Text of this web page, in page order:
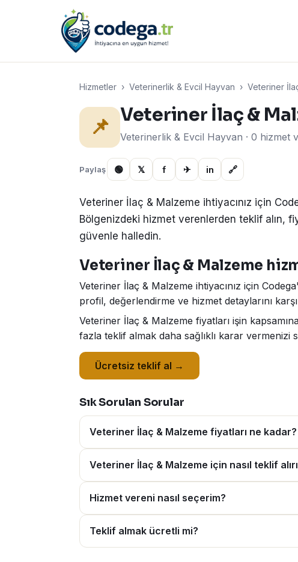
Hizmetler › Veterinerlik & Evcil Hayvan › Veteriner
📌 Veteriner İlaç &
Veterinerlik & Evcil Hayvan · 0 hizmet
Paylaş 🟢 𝕏 f ✈ in 🔗
Veteriner İlaç & Malzeme ihtiyacınız için
Bölgenizdeki hizmet verenlerden teklif alın,
güvenle halledin.
Veteriner İlaç & Malzeme
Veteriner İlaç & Malzeme ihtiyacınız için
profil, değerlendirme ve hizmet detaylarını
Veteriner İlaç & Malzeme fiyatları işin
fazla teklif almak daha sağlıklı karar vermenizi
Ücretsiz teklif al →
Sık Sorulan Sorular
Veteriner İlaç & Malzeme fiyatları ne kadar?
Veteriner İlaç & Malzeme için nasıl teklif
Hizmet vereni nasıl seçerim?
Teklif almak ücretli mi?